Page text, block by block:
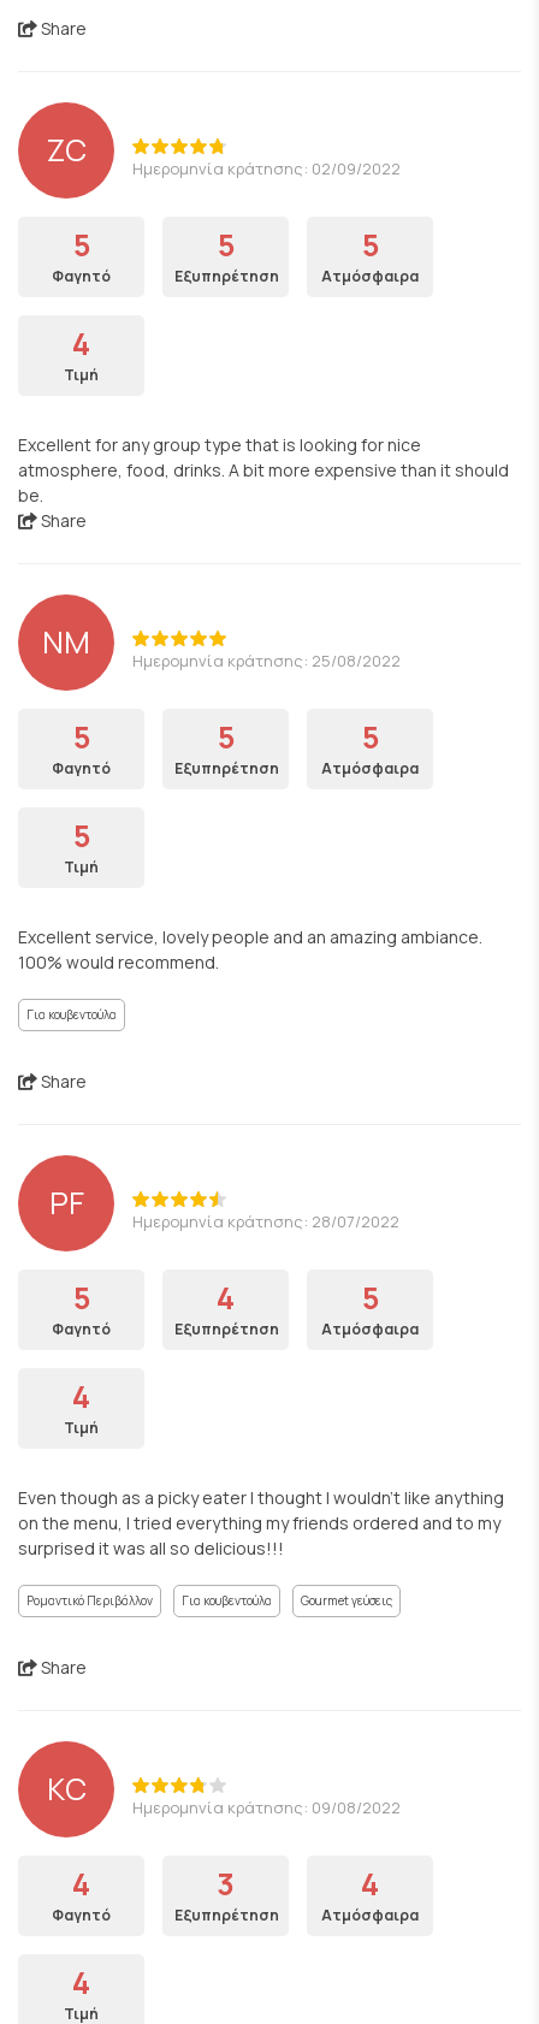
Share
ZC Ημερομηνία κράτησης: 02/09/2022
5
Φαγητό
5
Εξυπηρέτηση
5
Ατμόσφαιρα
4
Τιμή
Excellent for any group type that is looking for nice
atmosphere, food, drinks. A bit more expensive than it should
be.
Share
NM Ημερομηνία κράτησης: 25/08/2022
5
Φαγητό
5
Εξυπηρέτηση
5
Ατμόσφαιρα
5
Τιμή
Excellent service, lovely people and an amazing ambiance.
100% would recommend.
Για κουβεντούλα
Share
PF Ημερομηνία κράτησης: 28/07/2022
5
Φαγητό
4
Εξυπηρέτηση
5
Ατμόσφαιρα
4
Τιμή
Even though as a picky eater I thought I wouldn't like anything
on the menu, I tried everything my friends ordered and to my
surprised it was all so delicious!!!
Ρομαντικό Περιβάλλον Για κουβεντούλα Gourmet γεύσεις
Share
KC Ημερομηνία κράτησης: 09/08/2022
4
Φαγητό
3
Εξυπηρέτηση
4
Ατμόσφαιρα
4
Τιμή